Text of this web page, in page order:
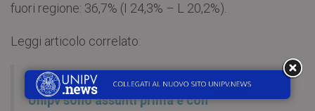
fuori regione: 36,7% (I 24,3% – L 20,2%).
Leggi articolo correlato:
Secondo i dati AlmaLaurea 2023, i laureati
Unipv sono assunti prima e con